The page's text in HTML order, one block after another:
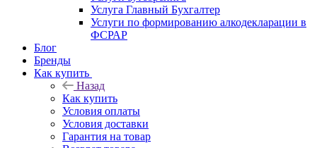
Услуга Главный Бухгалтер
Услуги по формированию алкодекларации в
ФСРАР
Блог
Бренды
Как купить
Назад
Как купить
Условия оплаты
Условия доставки
Гарантия на товар